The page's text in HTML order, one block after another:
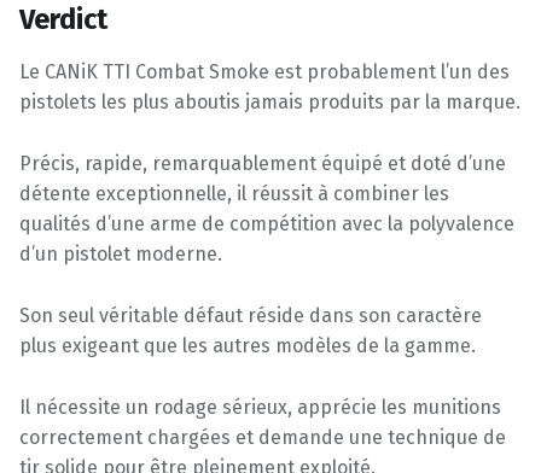
Verdict
Le CANiK TTI Combat Smoke est probablement l’un des
pistolets les plus aboutis jamais produits par la marque.
Précis, rapide, remarquablement équipé et doté d’une
détente exceptionnelle, il réussit à combiner les
qualités d’une arme de compétition avec la polyvalence
d’un pistolet moderne.
Son seul véritable défaut réside dans son caractère
plus exigeant que les autres modèles de la gamme.
Il nécessite un rodage sérieux, apprécie les munitions
correctement chargées et demande une technique de
tir solide pour être pleinement exploité.